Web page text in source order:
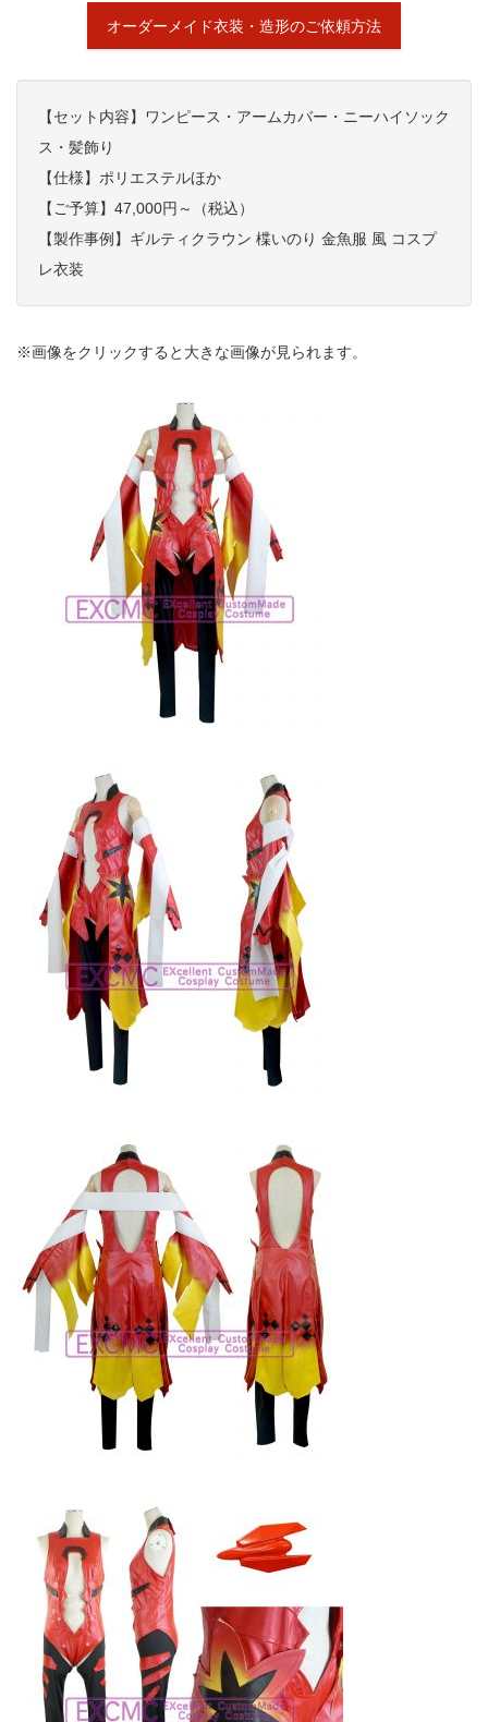
オーダーメイド衣装・造形のご依頼方法
【セット内容】ワンピース・アームカバー・ニーハイソック
ス・髪飾り
【仕様】ポリエステルほか
【ご予算】47,000円～（税込）
【製作事例】ギルティクラウン 楪いのり 金魚服 風 コスプ
レ衣装
※画像をクリックすると大きな画像が見られます。